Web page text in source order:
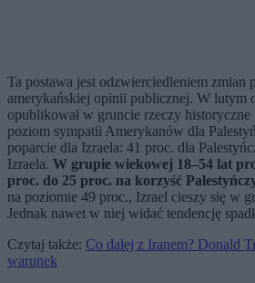
Ta postawa jest odzwierciedleniem zmian
amerykańskiej opinii publicznej. W lutym
opublikował w gruncie rzeczy
poziom sympatii Amerykanów dla
poparcie dla Izraela: 41 proc. dla
Izraela. W grupie wiekowej 18–54 lat
proc. do 25 proc. na korzyść
na poziomie 49 proc., Izrael cieszy się w
Jednak nawet w niej widać tendencję
Czytaj także: Co dalej z Iranem? Donald
warunek